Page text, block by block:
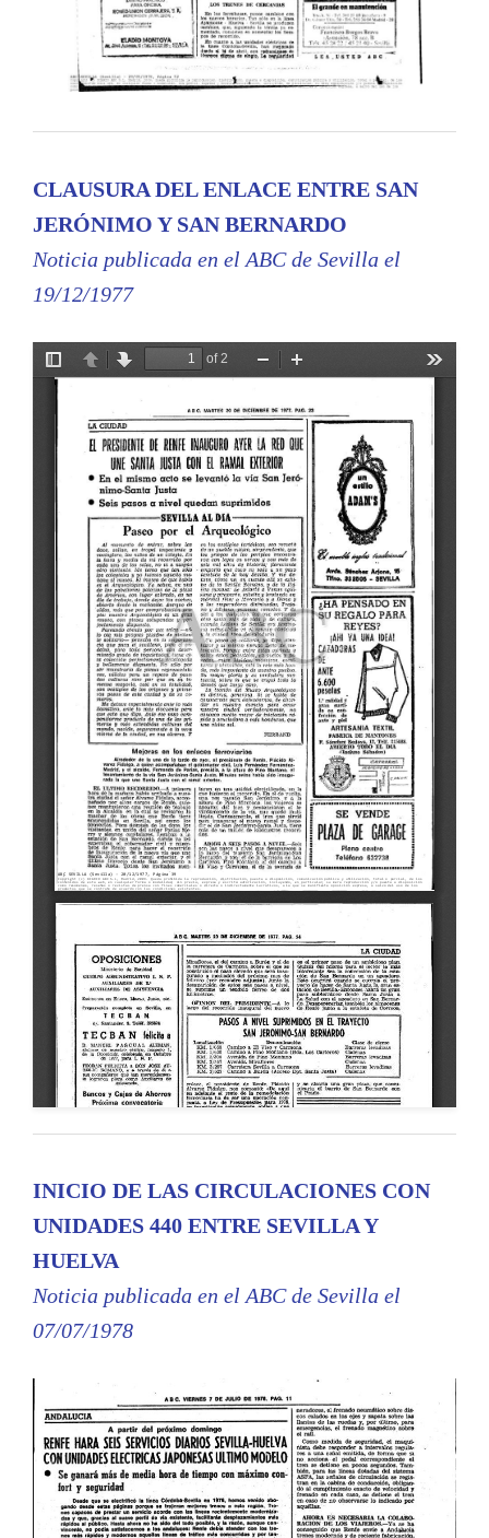
CLAUSURA DEL ENLACE ENTRE SAN
JERÓNIMO Y SAN BERNARDO
Noticia publicada en el ABC de Sevilla el
19/12/1977
INICIO DE LAS CIRCULACIONES CON
UNIDADES 440 ENTRE SEVILLA Y
HUELVA
Noticia publicada en el ABC de Sevilla el
07/07/1978